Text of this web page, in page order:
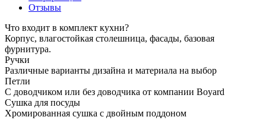
Отзывы
Что входит в комплект кухни?
Корпус, влагостойкая столешница, фасады, базовая
фурнитура.
Ручки
Различные варианты дизайна и материала на выбор
Петли
С доводчиком или без доводчика от компании Boyard
Сушка для посуды
Хромированная сушка с двойным поддоном